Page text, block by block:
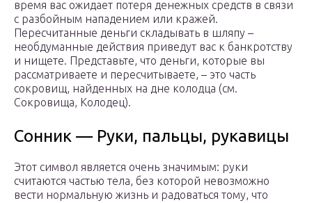
время вас ожидает потеря денежных средств в связи
с разбойным нападением или кражей.
Пересчитанные деньги складывать в шляпу –
необдуманные действия приведут вас к банкротству
и нищете. Представьте, что деньги, которые вы
рассматриваете и пересчитываете, – это часть
сокровищ, найденных на дне колодца (см.
Сокровища, Колодец).
Сонник — Руки, пальцы, рукавицы
Этот символ является очень значимым: руки
считаются частью тела, без которой невозможно
вести нормальную жизнь и радоваться тому, что